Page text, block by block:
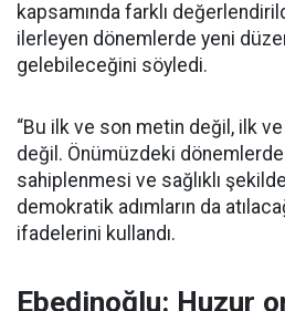
kapsamında farklı
ilerleyen dönemlerde yeni
gelebileceğini söyledi.
“Bu ilk ve son metin değil, ilk
değil. Önümüzdeki
sahiplenmesi ve sağlıklı
demokratik adımların da
ifadelerini kullandı.
Ebedinoğlu: Huzur